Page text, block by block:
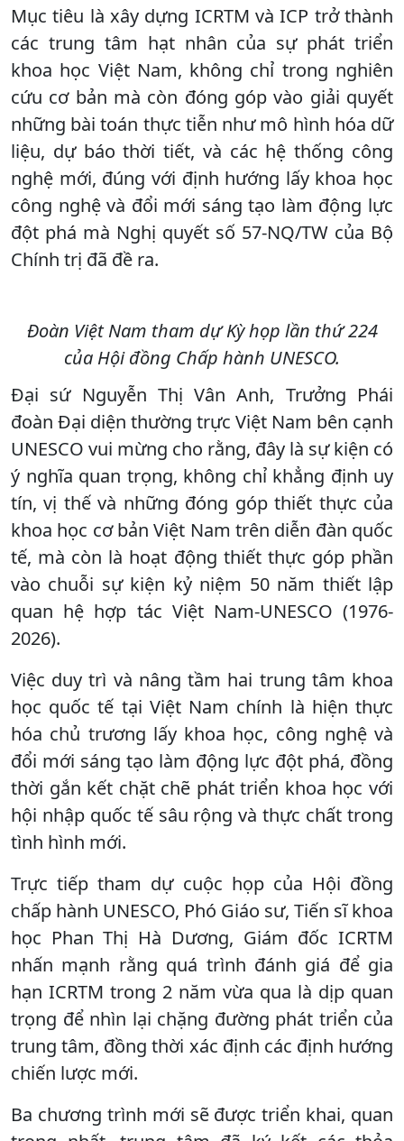
Mục tiêu là xây dựng ICRTM và ICP trở thành
các trung tâm hạt nhân của sự phát triển
khoa học Việt Nam, không chỉ trong nghiên
cứu cơ bản mà còn đóng góp vào giải quyết
những bài toán thực tiễn như mô hình hóa dữ
liệu, dự báo thời tiết, và các hệ thống công
nghệ mới, đúng với định hướng lấy khoa học
công nghệ và đổi mới sáng tạo làm động lực
đột phá mà Nghị quyết số 57-NQ/TW của Bộ
Chính trị đã đề ra.
Đoàn Việt Nam tham dự Kỳ họp lần thứ 224
của Hội đồng Chấp hành UNESCO.
Đại sứ Nguyễn Thị Vân Anh, Trưởng Phái
đoàn Đại diện thường trực Việt Nam bên cạnh
UNESCO vui mừng cho rằng, đây là sự kiện có
ý nghĩa quan trọng, không chỉ khẳng định uy
tín, vị thế và những đóng góp thiết thực của
khoa học cơ bản Việt Nam trên diễn đàn quốc
tế, mà còn là hoạt động thiết thực góp phần
vào chuỗi sự kiện kỷ niệm 50 năm thiết lập
quan hệ hợp tác Việt Nam-UNESCO (1976-
2026).
Việc duy trì và nâng tầm hai trung tâm khoa
học quốc tế tại Việt Nam chính là hiện thực
hóa chủ trương lấy khoa học, công nghệ và
đổi mới sáng tạo làm động lực đột phá, đồng
thời gắn kết chặt chẽ phát triển khoa học với
hội nhập quốc tế sâu rộng và thực chất trong
tình hình mới.
Trực tiếp tham dự cuộc họp của Hội đồng
chấp hành UNESCO, Phó Giáo sư, Tiến sĩ khoa
học Phan Thị Hà Dương, Giám đốc ICRTM
nhấn mạnh rằng quá trình đánh giá để gia
hạn ICRTM trong 2 năm vừa qua là dịp quan
trọng để nhìn lại chặng đường phát triển của
trung tâm, đồng thời xác định các định hướng
chiến lược mới.
Ba chương trình mới sẽ được triển khai, quan